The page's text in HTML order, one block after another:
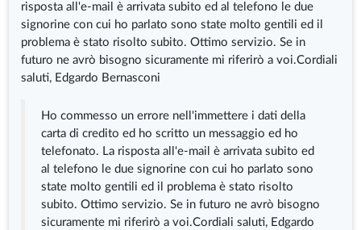
risposta all'e-mail è arrivata subito ed al telefono le due
signorine con cui ho parlato sono state molto gentili ed il
problema è stato risolto subito. Ottimo servizio. Se in
futuro ne avrò bisogno sicuramente mi riferirò a voi.Cordiali
saluti, Edgardo Bernasconi
Ho commesso un errore nell'immettere i dati della
carta di credito ed ho scritto un messaggio ed ho
telefonato. La risposta all'e-mail è arrivata subito ed
al telefono le due signorine con cui ho parlato sono
state molto gentili ed il problema è stato risolto
subito. Ottimo servizio. Se in futuro ne avrò bisogno
sicuramente mi riferirò a voi.Cordiali saluti, Edgardo